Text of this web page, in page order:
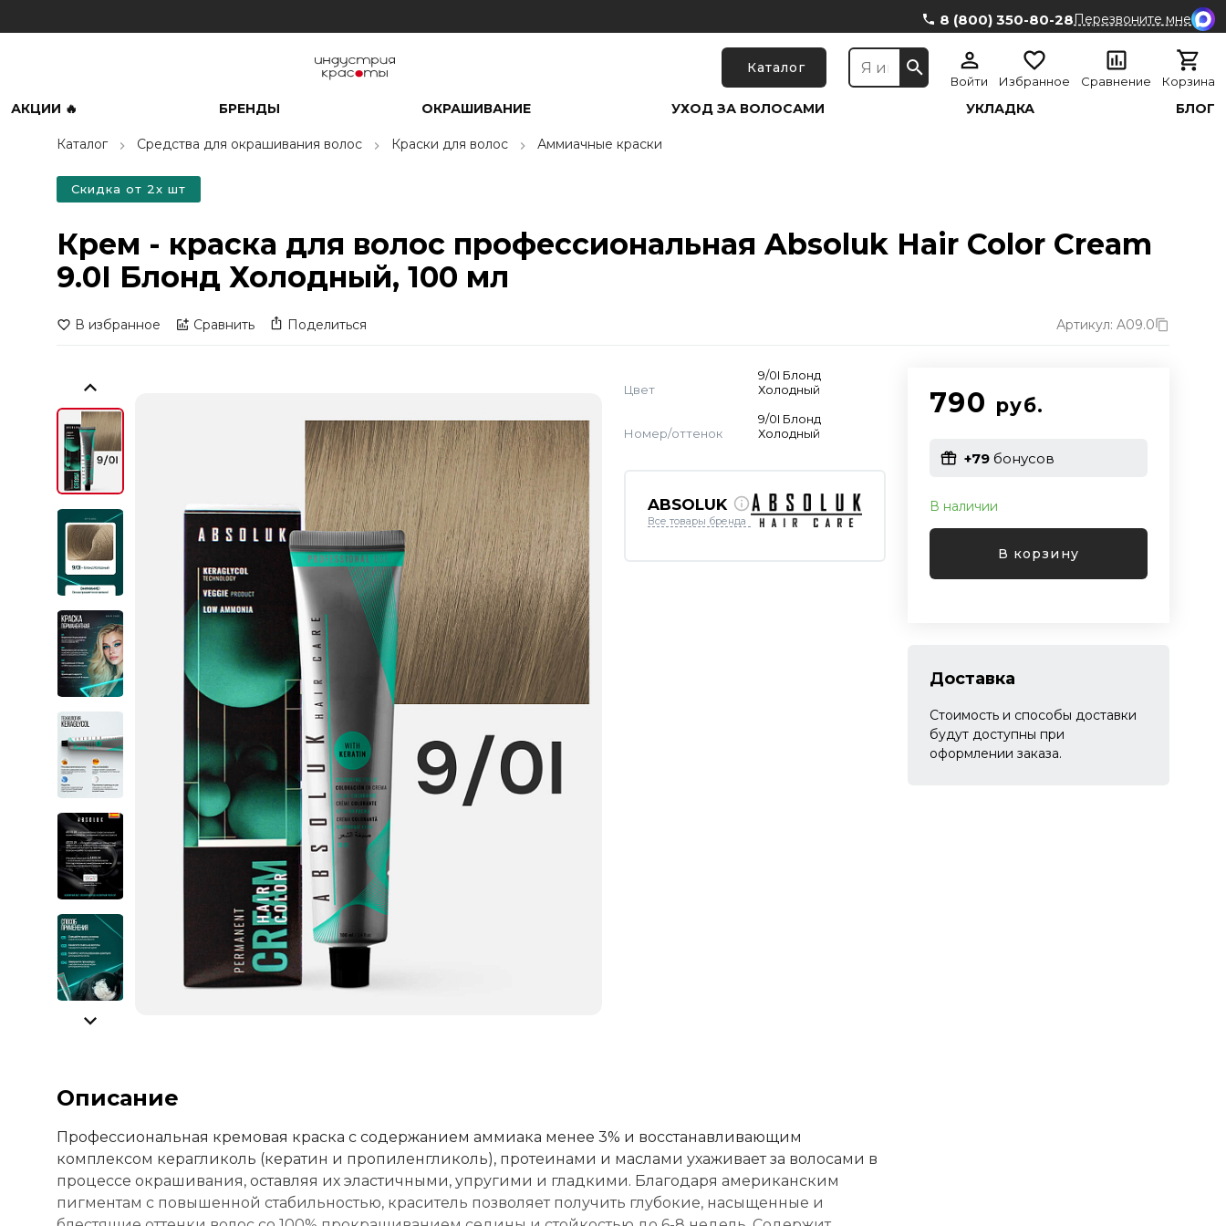
8 (800) 350-80-28Перезвоните мне
Каталог
Войти Избранное Сравнение Корзина
АКЦИИ 🔥 БРЕНДЫ ОКРАШИВАНИЕ УХОД ЗА ВОЛОСАМИ УКЛАДКА БЛОГ
Каталог Средства для окрашивания волос Краски для волос Аммиачные краски
Скидка от 2х шт
Крем - краска для волос профессиональная Absoluk Hair Color Cream
9.0I Блонд Холодный, 100 мл
В избранное Сравнить Поделиться Артикул: A09.0
Цвет
9/0I Блонд
Холодный
Номер/оттенок
9/0I Блонд
Холодный
ABSOLUK
Все товары бренда
790 руб.
+79бонусов
В наличии
В корзину
Доставка
Стоимость и способы доставки
будут доступны при
оформлении заказа.
Описание
Профессиональная кремовая краска с содержанием аммиака менее 3% и восстанавливающим
комплексом керагликоль (кератин и пропиленгликоль), протеинами и маслами ухаживает за волосами в
процессе окрашивания, оставляя их эластичными, упругими и гладкими. Благодаря американским
пигментам с повышенной стабильностью, краситель позволяет получить глубокие, насыщенные и